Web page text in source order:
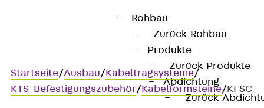
Rohbau
Zurück Rohbau
Produkte
Zurück Produkte
Abdichtung
Zurück
Startseite/Ausbau/Kabeltragsysteme/
KTS-Befestigungszubehör/Kabelformsteine/KFSC